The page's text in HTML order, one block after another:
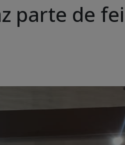
parte de